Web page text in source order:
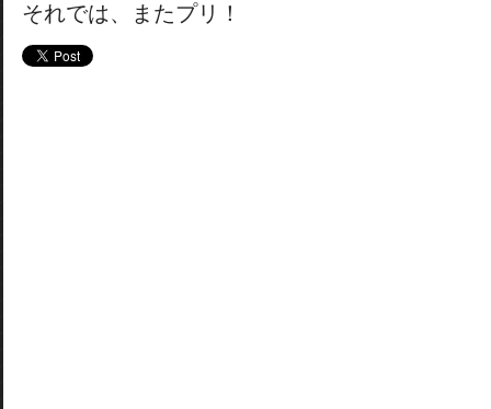
それでは、またプリ！